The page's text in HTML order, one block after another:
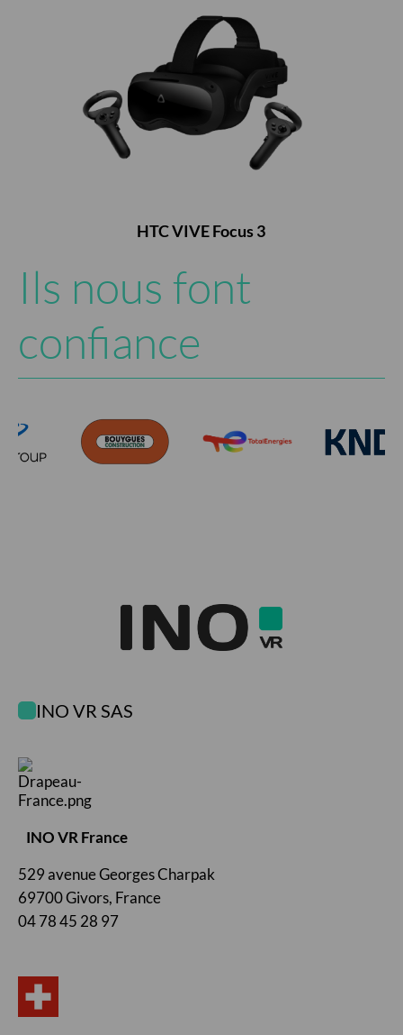
HTC VIVE Focus 3
Ils nous font
confiance
INO VR SAS
INO VR France
529 avenue Georges Charpak
69700 Givors, France
04 78 45 28 97